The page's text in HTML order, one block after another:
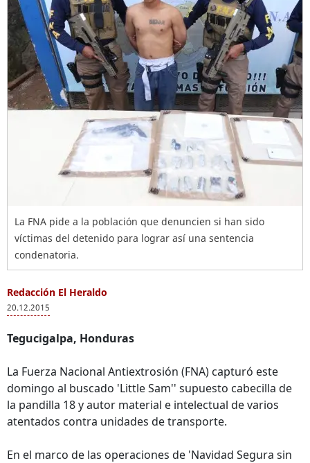
La FNA pide a la población que denuncien si han sido
víctimas del detenido para lograr así una sentencia
condenatoria.
Redacción El Heraldo
20.12.2015
Tegucigalpa, Honduras
La Fuerza Nacional Antiextrosión (FNA) capturó este
domingo al buscado 'Little Sam'' supuesto cabecilla de
la pandilla 18 y autor material e intelectual de varios
atentados contra unidades de transporte.
En el marco de las operaciones de 'Navidad Segura sin